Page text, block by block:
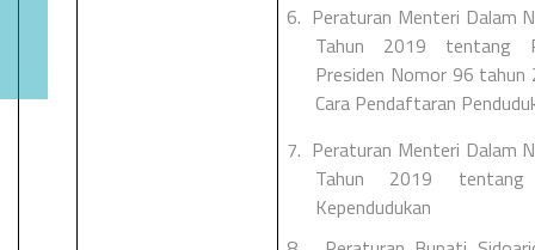
6. Peraturan Menteri Dalam
Tahun 2019 tentang
Presiden Nomor 96
Cara Pendaftaran
7. Peraturan Menteri Dalam
Tahun 2019 tentang
Kependudukan